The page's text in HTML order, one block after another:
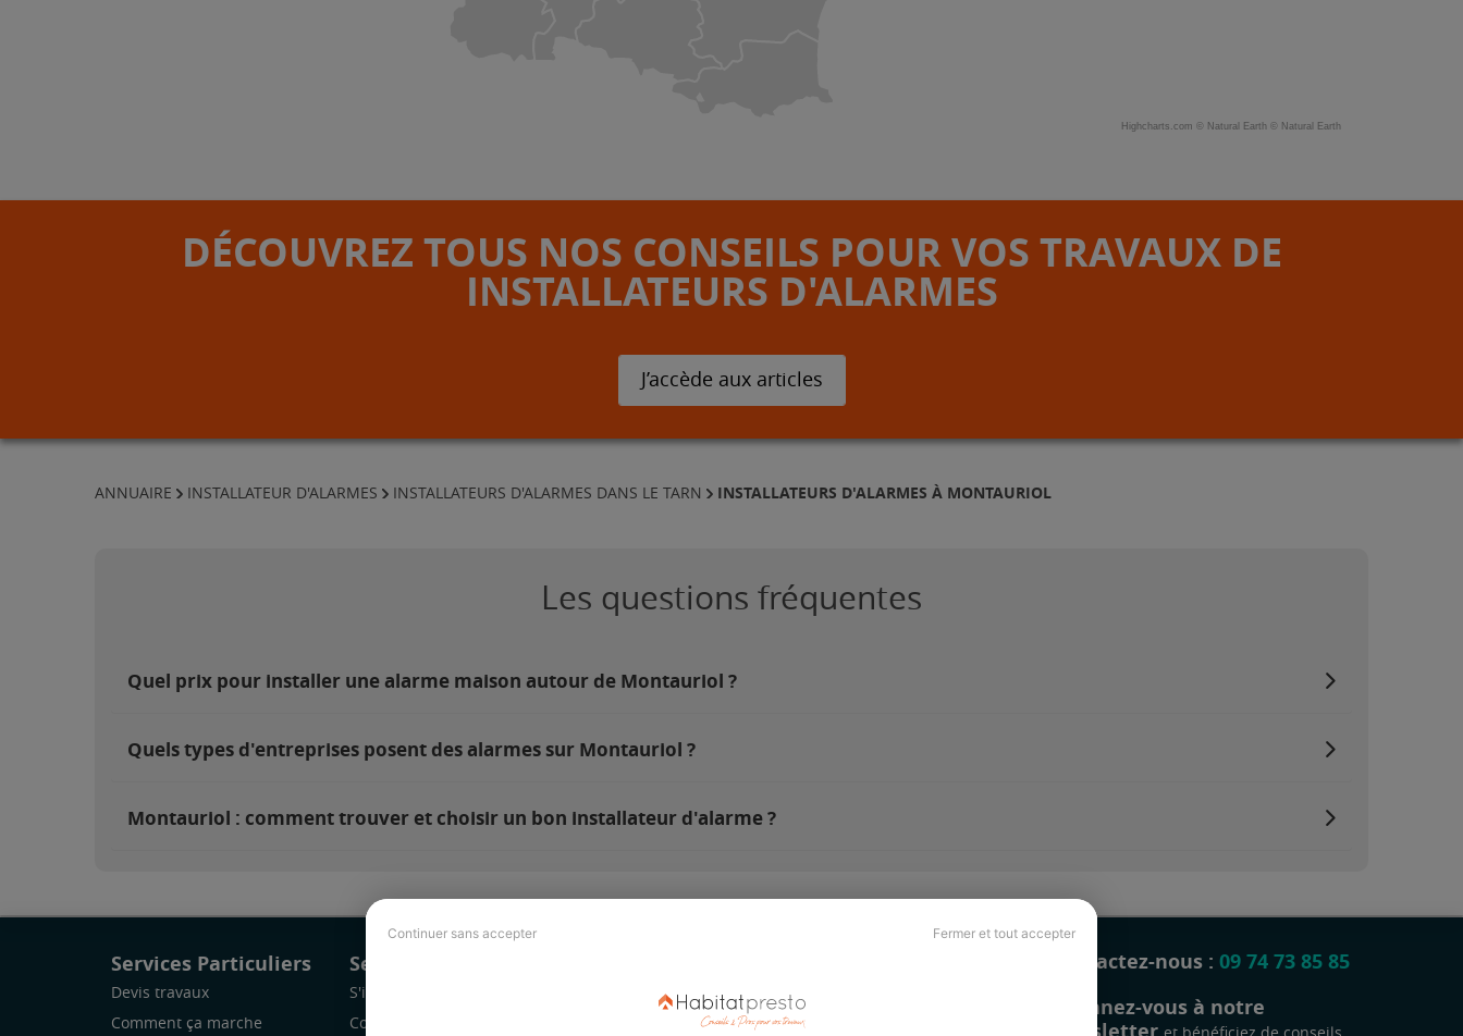
Continuer sans accepter Fermer et tout accepter
Highcharts.com © Natural Earth © Natural Earth
DÉCOUVREZ TOUS NOS CONSEILS POUR VOS TRAVAUX DE
INSTALLATEURS D'ALARMES
J’accède aux articles
ANNUAIRE INSTALLATEUR D'ALARMES INSTALLATEURS D'ALARMES DANS LE TARN INSTALLATEURS D'ALARMES À MONTAURIOL
Les questions fréquentes
Quel prix pour installer une alarme maison autour de Montauriol ?
Quels types d'entreprises posent des alarmes sur Montauriol ?
Montauriol : comment trouver et choisir un bon installateur d'alarme ?
Services Particuliers
Devis travaux
Comment ça marche
Services Pro
S'inscrire
Comment ça marche
Revue de presse
Contactez-nous : 09 74 73 85 85
Abonnez-vous à notre